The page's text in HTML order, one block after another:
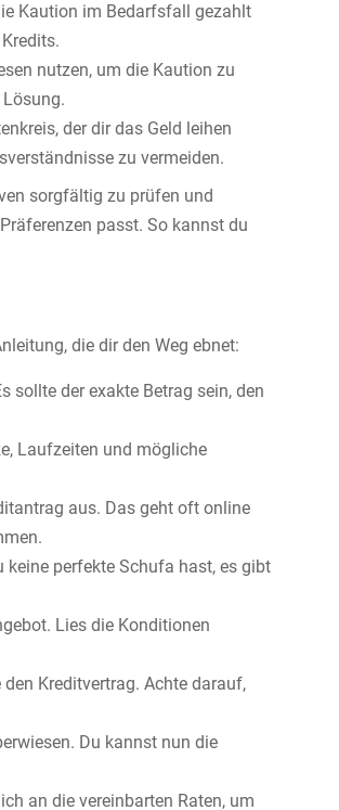
Kaution im Bedarfsfall gezahlt
nutzen, um die Kaution zu
der dir das Geld leihen
zu vermeiden.
sorgfältig zu prüfen und
passt. So kannst du
die dir den Weg ebnet:
sollte der exakte Betrag sein, den
Laufzeiten und mögliche
aus. Das geht oft online
keine perfekte Schufa hast, es gibt
Lies die Konditionen
Kreditvertrag. Achte darauf,
Du kannst nun die
an die vereinbarten Raten, um